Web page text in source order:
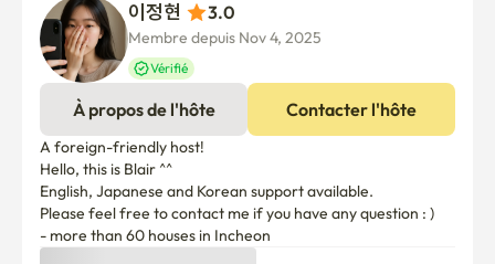
3.0
Membre depuis Nov 4, 2025
Vérifié
À propos de l'hôte Contacter l'hôte
A foreign-friendly host!
Hello, this is Blair ^^
English, Japanese and Korean support available.
Please feel free to contact me if you have any question : )
- more than 60 houses in Incheon